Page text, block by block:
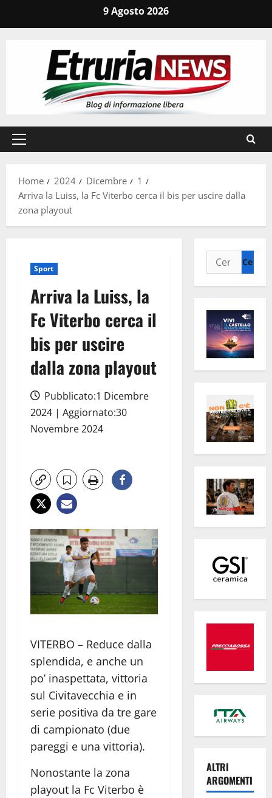
9 Agosto 2026
Menu
Home
2024 Dicembre
1
Arriva la Luiss, la Fc Viterbo cerca il bis per uscire dalla
zona playout
Sport
Arriva la Luiss, la
Fc Viterbo cerca il
bis per uscire
dalla zona playout
Pubblicato:1 Dicembre
2024 | Aggiornato:30
Novembre 2024
VITERBO – Reduce dalla
splendida, e anche un
po’ inaspettata, vittoria
sul Civitavecchia e in
serie positiva da tre gare
di campionato (due
pareggi e una vittoria).
Nonostante la zona
playout la Fc Viterbo è
Ricerca
per:
ALTRI
ARGOMENTI